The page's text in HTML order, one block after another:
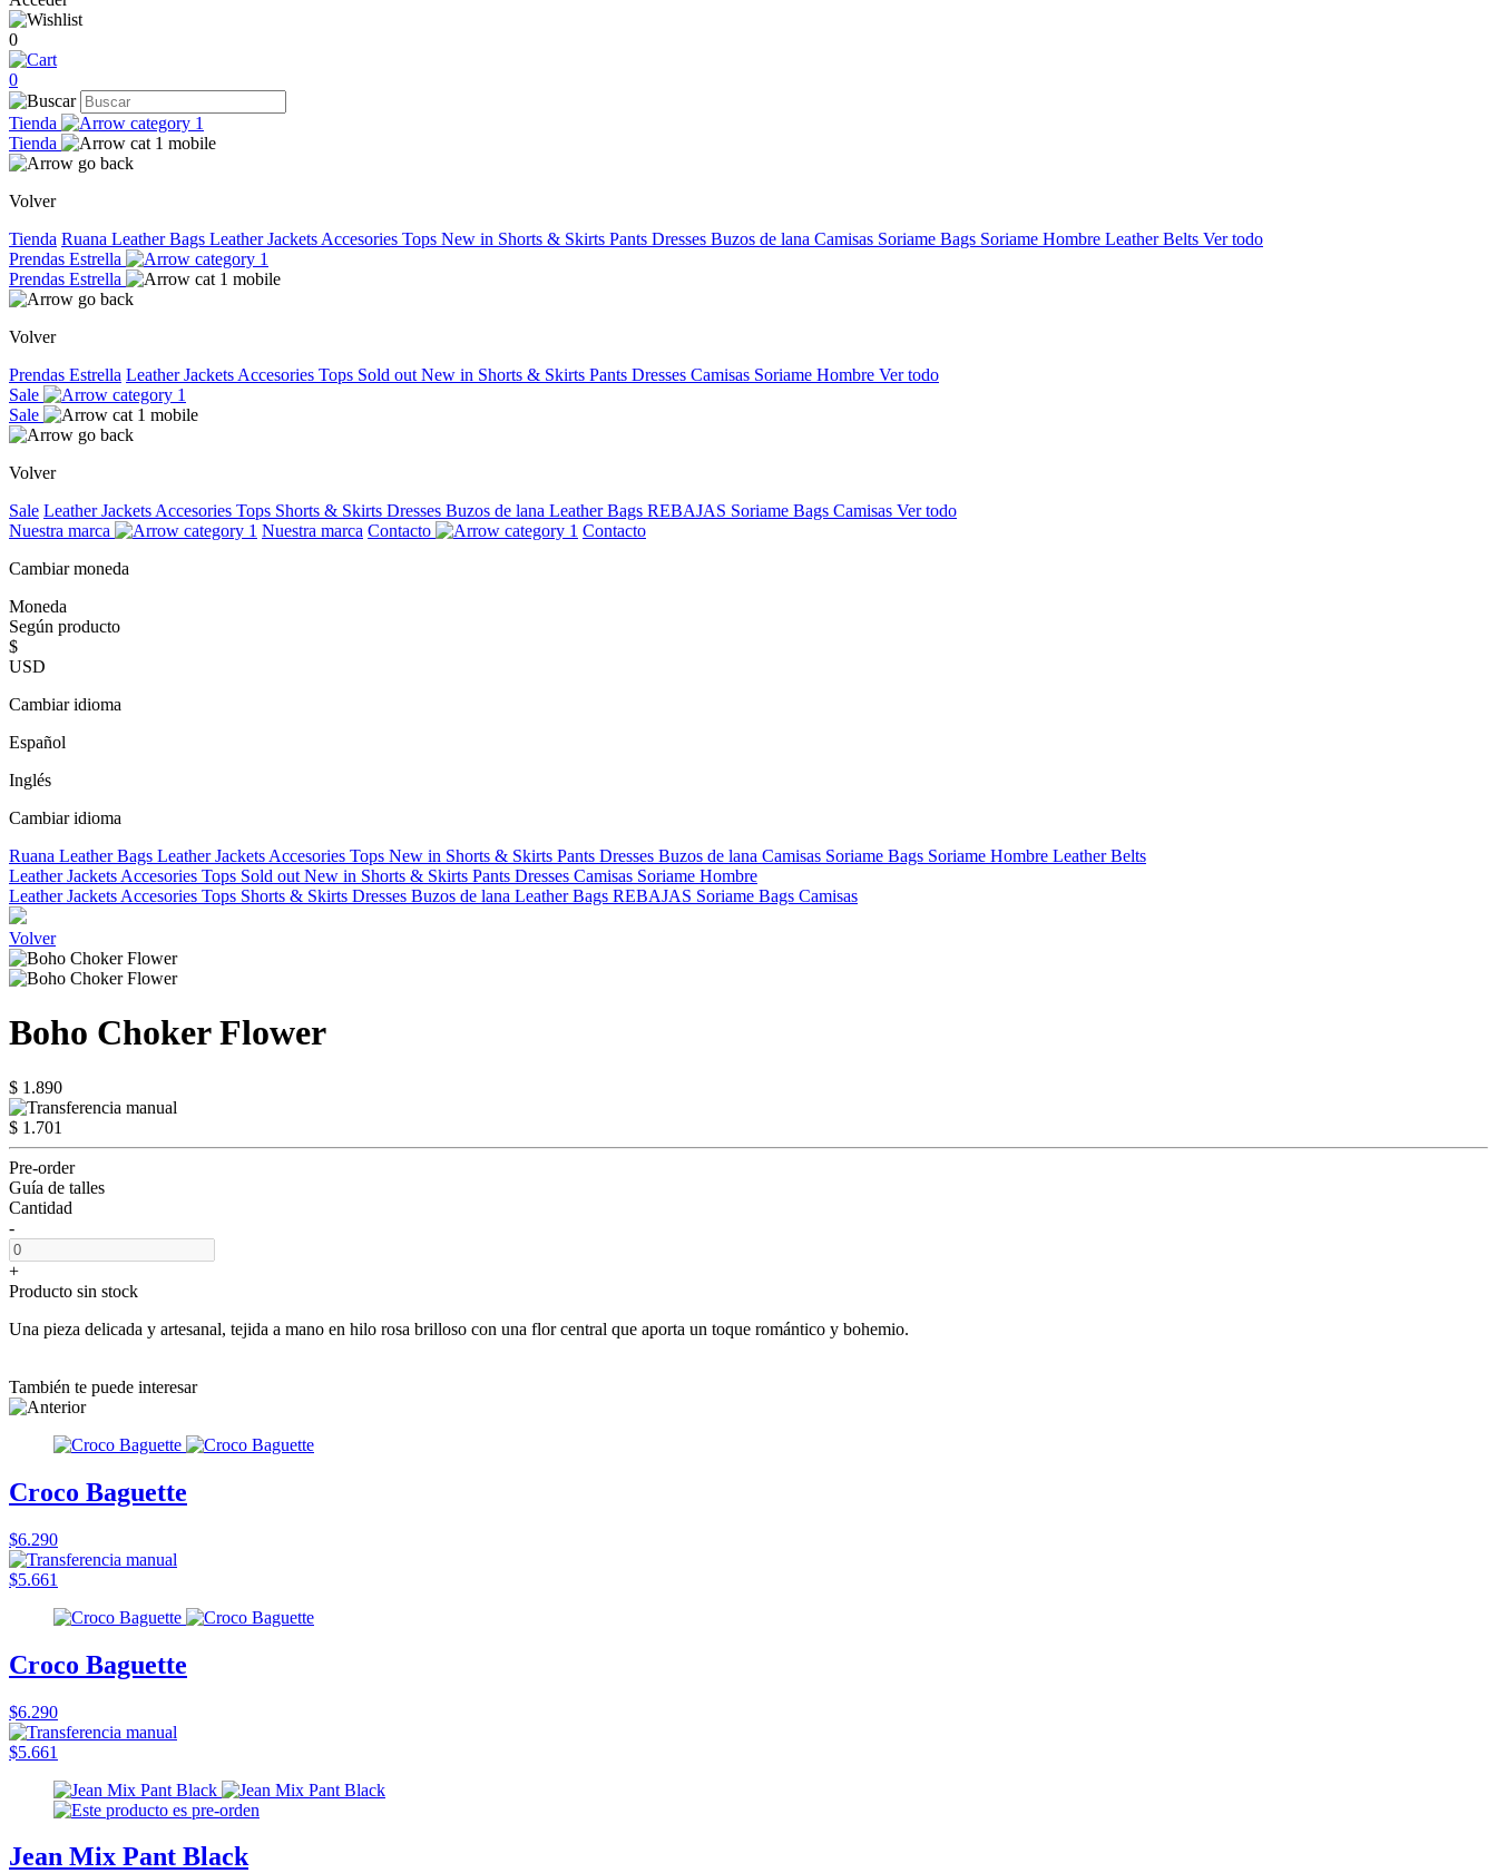
0
0
Tienda
Tienda
Volver
Tienda Ruana Leather Bags Leather Jackets Accesories Tops New in Shorts & Skirts Pants Dresses Buzos de lana Camisas Soriame Bags Soriame Hombre Leather Belts Ver todo
Prendas Estrella
Prendas Estrella
Volver
Prendas Estrella Leather Jackets Accesories Tops Sold out New in Shorts & Skirts Pants Dresses Camisas Soriame Hombre Ver todo
Sale
Sale
Volver
Sale Leather Jackets Accesories Tops Shorts & Skirts Dresses Buzos de lana Leather Bags REBAJAS Soriame Bags Camisas Ver todo
Nuestra marca
Nuestra marca Contacto
Contacto
Cambiar moneda
Moneda
Según producto
$
USD
Cambiar idioma
Español
Inglés
Cambiar idioma
Ruana Leather Bags Leather Jackets Accesories Tops New in Shorts & Skirts Pants Dresses Buzos de lana Camisas Soriame Bags Soriame Hombre Leather Belts
Leather Jackets Accesories Tops Sold out New in Shorts & Skirts Pants Dresses Camisas Soriame Hombre
Leather Jackets Accesories Tops Shorts & Skirts Dresses Buzos de lana Leather Bags REBAJAS Soriame Bags Camisas
Volver
Boho Choker Flower
$ 1.890
$ 1.701
Pre-order
Guía de talles
Cantidad
-
+
Producto sin stock
Una pieza delicada y artesanal, tejida a mano en hilo rosa brilloso con una flor central que aporta un toque romántico y bohemio.
También te puede interesar
Croco Baguette
$6.290
$5.661
Croco Baguette
$6.290
$5.661
Jean Mix Pant Black